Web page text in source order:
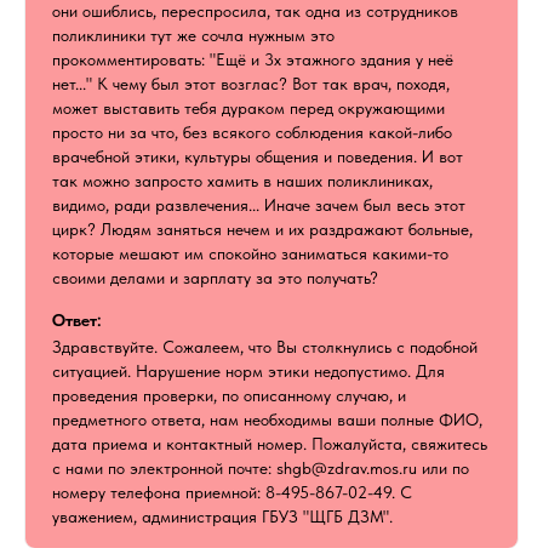
они ошиблись, переспросила, так одна из сотрудников
поликлиники тут же сочла нужным это
прокомментировать: "Ещё и 3х этажного здания у неё
нет..." К чему был этот возглас? Вот так врач, походя,
может выставить тебя дураком перед окружающими
просто ни за что, без всякого соблюдения какой-либо
врачебной этики, культуры общения и поведения. И вот
так можно запросто хамить в наших поликлиниках,
видимо, ради развлечения... Иначе зачем был весь этот
цирк? Людям заняться нечем и их раздражают больные,
которые мешают им спокойно заниматься какими-то
своими делами и зарплату за это получать?
Ответ:
Здравствуйте. Сожалеем, что Вы столкнулись с подобной
ситуацией. Нарушение норм этики недопустимо. Для
проведения проверки, по описанному случаю, и
предметного ответа, нам необходимы ваши полные ФИО,
дата приема и контактный номер. Пожалуйста, свяжитесь
с нами по электронной почте: shgb@zdrav.mos.ru или по
номеру телефона приемной: 8-495-867-02-49. С
уважением, администрация ГБУЗ "ЩГБ ДЗМ".